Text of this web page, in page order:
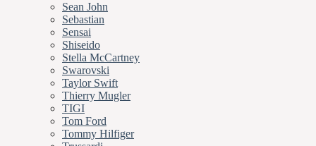
Sean John
Sebastian
Sensai
Shiseido
Stella McCartney
Swarovski
Taylor Swift
Thierry Mugler
TIGI
Tom Ford
Tommy Hilfiger